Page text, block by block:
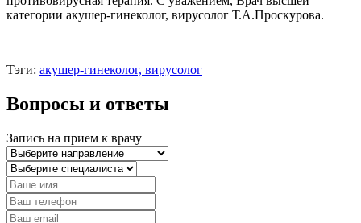
категории акушер-гинеколог, вирусолог Т.А.Проскурова.
Тэги: акушер-гинеколог, вирусолог
Вопросы и ответы
Запись на прием к врачу